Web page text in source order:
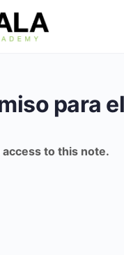
para
to this note.